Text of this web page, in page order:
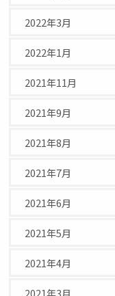
2022年3月
2022年1月
2021年11月
2021年9月
2021年8月
2021年7月
2021年6月
2021年5月
2021年4月
2021年3月